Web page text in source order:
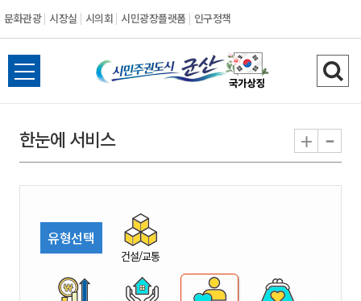
문화관광 시장실 시의회 시민광장플랫폼 인구정책
시
민
권
시
전
체
뉴
열
검
색
기
한눈에 서비스 + -
유형선택
건설/교통